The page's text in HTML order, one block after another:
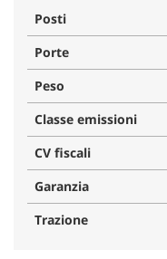
Posti
Porte
Peso
Classe emissioni
CV fiscali
Garanzia
Trazione